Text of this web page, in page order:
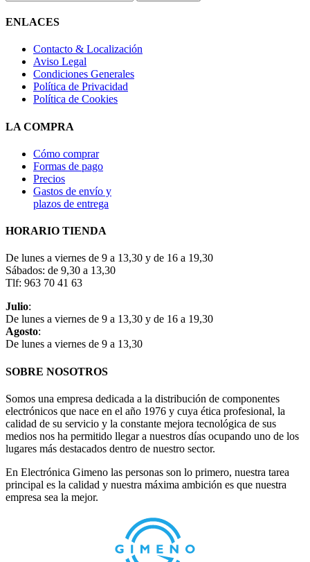
ENLACES
Contacto & Localización
Aviso Legal
Condiciones Generales
Política de Privacidad
Política de Cookies
LA COMPRA
Cómo comprar
Formas de pago
Precios
Gastos de envío y
plazos de entrega
HORARIO TIENDA
De lunes a viernes de 9 a 13,30 y de 16 a 19,30
Sábados: de 9,30 a 13,30
Tlf: 963 70 41 63
Julio:
De lunes a viernes de 9 a 13,30 y de 16 a 19,30
Agosto:
De lunes a viernes de 9 a 13,30
SOBRE NOSOTROS
Somos una empresa dedicada a la distribución de componentes
electrónicos que nace en el año 1976 y cuya ética profesional, la
calidad de su servicio y la constante mejora tecnológica de sus
medios nos ha permitido llegar a nuestros días ocupando uno de los
lugares más destacados dentro de nuestro sector.
En Electrónica Gimeno las personas son lo primero, nuestra tarea
principal es la calidad y nuestra máxima ambición es que nuestra
empresa sea la mejor.